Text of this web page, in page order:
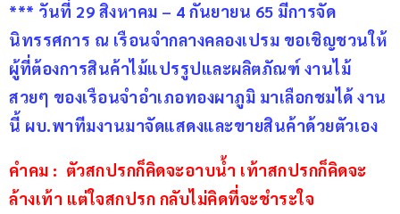
*** วันที่ 29 สิงหาคม – 4 กันยายน 65 มีการจัด
นิทรรศการ ณ เรือนจำกลางคลองเปรม ขอเชิญชวนให้
ผู้ที่ต้องการสินค้าไม้แปรรูปและผลิตภัณฑ์ งานไม้
สวยๆ ของเรือนจำอำเภอทองผาภูมิ มาเลือกชมได้ งาน
นี้ ผบ.พาทีมงานมาจัดแสดงและขายสินค้าด้วยตัวเอง
คำคม :  ตัวสกปรกก็คิดจะอาบน้ำ เท้าสกปรกก็คิดจะ
ล้างเท้า แต่ใจสกปรก กลับไม่คิดที่จะชำระใจ